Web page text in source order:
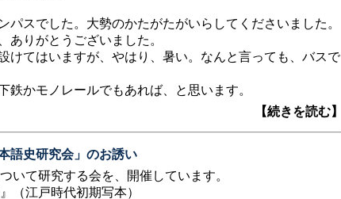
スでした。大勢のかたがたがいらしてくださいました。
りがとうございました。
てはいますが、やはり、暑い。なんと言っても、バスで
かモノレールでもあれば、と思います。
【続きを読む】
語史研究会」のお誘い
て研究する会を、開催しています。
（江戸時代初期写本）